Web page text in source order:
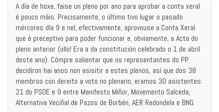
A día de hoxe, faise un pleno por ano para aprobar a conta xeral
é pouco máis. Precisamente, o último tivo lugar o pasado
mércores día 9 e nel, efectivamente, aprovouse a Conta Xeral
que é preceptivo para poder funcionar e, obviamente, a Acta do
pleno anterior (ollo! Era a da constitución celebrado o 1 de abril
deste ano). Cómpre salientar que os representantes do PP
decidiron hai anos non asisitir a estes plenos, así que dos 38
membros con dereito a voto no plenario, eramos 30 asistentes:
21 do PSOE e 9 entre Manifesto Miñor, Movemento Salceda,
Alternativa Veciñal de Pazos de Borbén, AER Redondela e BNG.